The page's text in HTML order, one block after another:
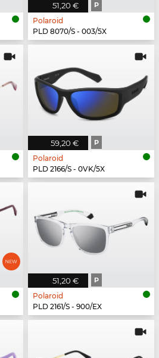
51,20 € P
Polaroid
PLD 8070/S - 003/5X
59,20 € P
Polaroid
PLD 2166/S - 0VK/5X
51,20 € P
Polaroid
PLD 2161/S - 900/EX